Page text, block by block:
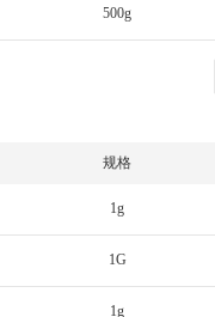
500g
规格
1g
1G
1g